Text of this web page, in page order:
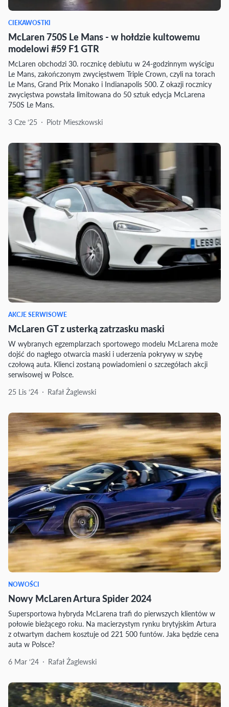
CIEKAWOSTKI
McLaren 750S Le Mans - w hołdzie kultowemu
modelowi #59 F1 GTR
McLaren obchodzi 30. rocznicę debiutu w 24-godzinnym wyścigu
Le Mans, zakończonym zwycięstwem Triple Crown, czyli na torach
Le Mans, Grand Prix Monako i Indianapolis 500. Z okazji rocznicy
zwycięstwa powstała limitowana do 50 sztuk edycja McLarena
750S Le Mans.
3 Cze ‘25
Piotr Mieszkowski
AKCJE SERWISOWE
McLaren GT z usterką zatrzasku maski
W wybranych egzemplarzach sportowego modelu McLarena może
dojść do nagłego otwarcia maski i uderzenia pokrywy w szybę
czołową auta. Klienci zostaną powiadomieni o szczegółach akcji
serwisowej w Polsce.
25 Lis ‘24
Rafał Żaglewski
NOWOŚCI
Nowy McLaren Artura Spider 2024
Supersportowa hybryda McLarena trafi do pierwszych klientów w
połowie bieżącego roku. Na macierzystym rynku brytyjskim Artura
z otwartym dachem kosztuje od 221 500 funtów. Jaka będzie cena
auta w Polsce?
6 Mar ‘24
Rafał Żaglewski